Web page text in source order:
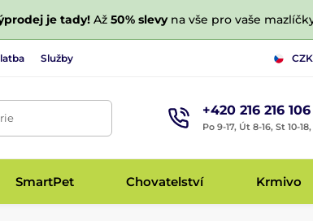
je tady!Až 50% slevyna vše pro vaše
Služby CZK
+420 216 216 106
Po 9-17, Út 8-16, St 10-
SmartPet Chovatelství Krmivo